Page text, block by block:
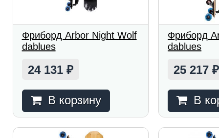
Фриборд Arbor Night Wolf
dablues
24 131 ₽
В корзину
Фриборд
dablues
25 217₽
В